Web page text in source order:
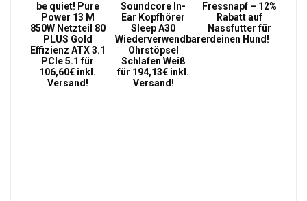
be quiet! Pure
Power 13 M
850W Netzteil 80
PLUS Gold
Effizienz ATX 3.1
PCIe 5.1 für
106,60€ inkl.
Versand!
Soundcore In-
Ear Kopfhörer
Sleep A30
Wiederverwendbarer
Ohrstöpsel
Schlafen Weiß
für 194,13€ inkl.
Versand!
Fressnapf – 12%
Rabatt auf
Nassfutter für
deinen Hund!